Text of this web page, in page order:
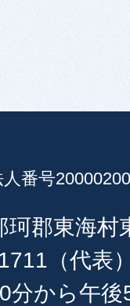
人番号
郡東海村
（代表
分から午